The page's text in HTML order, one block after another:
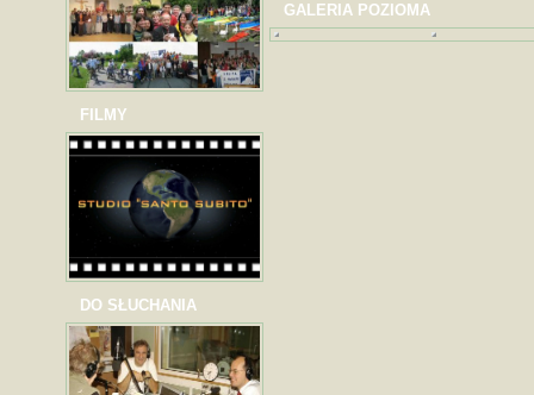
FILMY
DO SŁUCHANIA
GALERIA POZIOMA